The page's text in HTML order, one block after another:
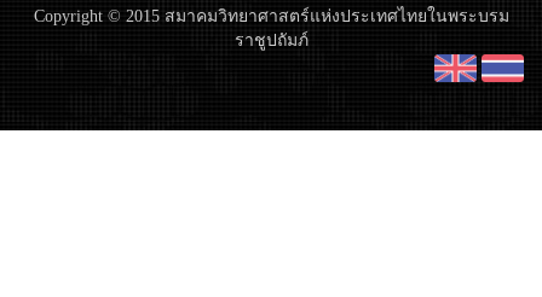
Copyright © 2015 สมาคมวิทยาศาสตร์แห่งประเทศไทยในพระบรม
ราชูปถัมภ์